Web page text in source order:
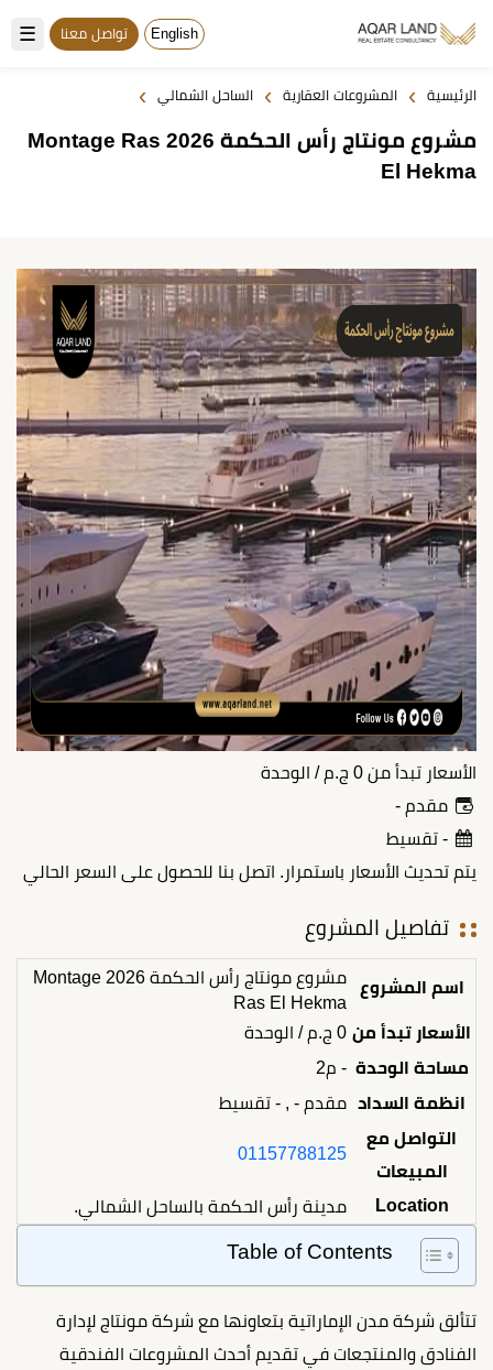
☰ English تواصل معنا
الرئيسية › المشروعات العقارية › الساحل الشمالي ›
مشروع مونتاج رأس الحكمة 2026 Montage Ras
El Hekma
الأسعار تبدأ من 0 ج.م / الوحدة
مقدم -
- تقسيط
يتم تحديث الأسعار باستمرار. اتصل بنا للحصول على السعر الحالي
تفاصيل المشروع
اسم المشروع
مشروع مونتاج رأس الحكمة 2026 Montage
Ras El Hekma
الأسعار تبدأ من 0 ج.م / الوحدة
مساحة الوحدة - م2
انظمة السداد مقدم - , - تقسيط
التواصل مع
المبيعات
01157788125
Location مدينة رأس الحكمة بالساحل الشمالي.
Table of Contents
تتألق شركة مدن الإماراتية بتعاونها مع شركة مونتاج لإدارة
الفنادق والمنتجعات في تقديم أحدث المشروعات الفندقية